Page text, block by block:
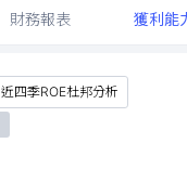
財務報表 獲利能
近四季ROE杜邦分析